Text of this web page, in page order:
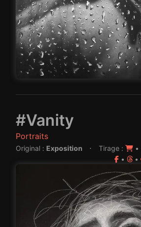
#Vanity
Portraits
Original : Exposition · Tirage : •
•
•